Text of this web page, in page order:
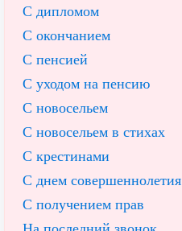
С дипломом
С окончанием
С пенсией
С уходом на пенсию
С новосельем
С новосельем в стихах
С крестинами
С днем совершеннолетия
С получением прав